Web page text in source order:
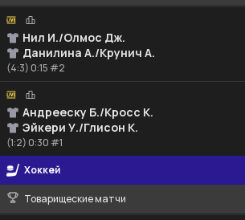
Нил И./Олмос Дж.
Данилина А./Крунич А.
(4:3) 0:15 #2
Андрееску Б./Кросс К.
Эйкери У./Глисон К.
(1:2) 0:30 #1
Хоккей
Товарищеские матчи